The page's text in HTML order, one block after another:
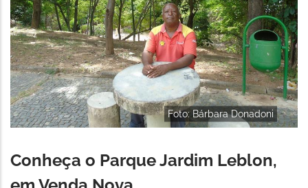
Foto: Bárbara Donadoni
Conheça o Parque Jardim Leblon,